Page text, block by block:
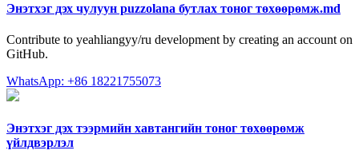
Энэтхэг дэх чулуун puzzolana бутлах тоног төхөөрөмж.md
Contribute to yeahliangyy/ru development by creating an account on
GitHub.
WhatsApp: +86 18221755073
Энэтхэг дэх тээрмийн хавтангийн тоног төхөөрөмж
үйлдвэрлэл